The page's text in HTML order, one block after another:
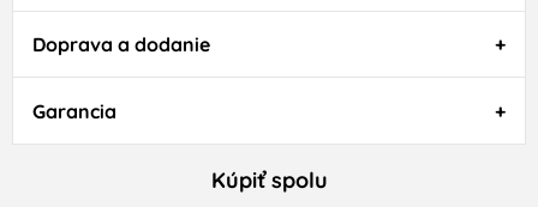
Doprava a dodanie
Garancia
Kúpiť spolu